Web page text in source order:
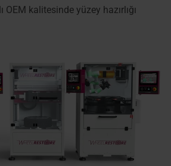
OEM kalitesinde yüzey hazırlığı